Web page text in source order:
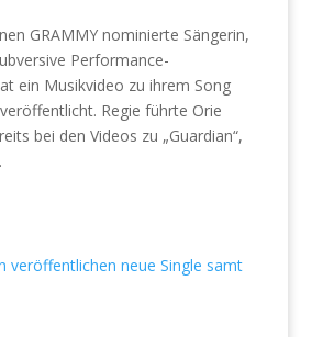
GRAMMY nominierte Sängerin,
Performance-
ein Musikvideo zu ihrem Song
Regie führte Orie
bei den Videos zu „Guardian“,